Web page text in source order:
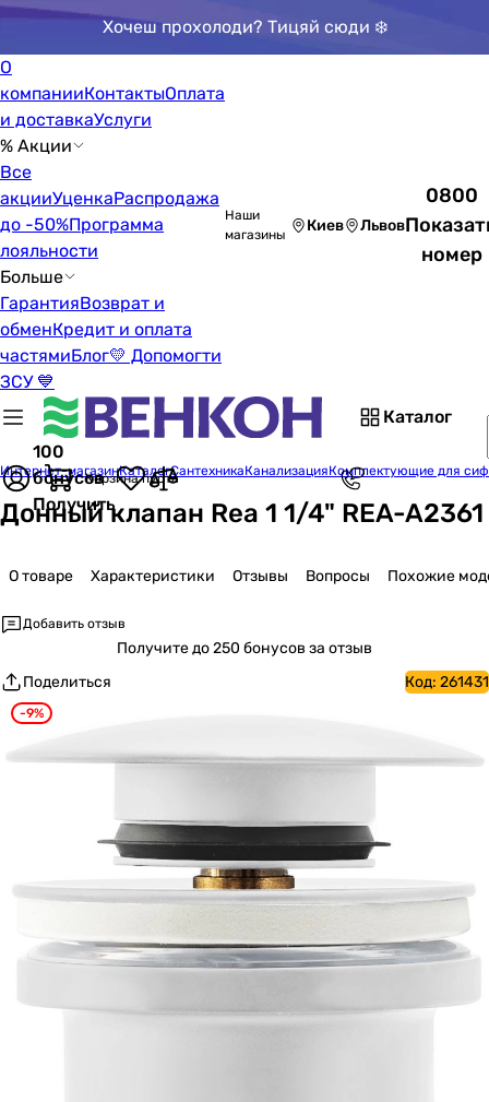
Хочеш прохолоди? Тицяй сюди ❄️
О
компанииКонтактыОплата
и доставкаУслуги
% Акции
Все
акцииУценкаРаспродажа
до -50%Программа
лояльности
Больше
ГарантияВозврат и
обменКредит и оплата
частямиБлог💛 Допомогти
ЗСУ 💙
Наши
магазины
Киев Львов
0800
номер
Каталог
100
бонусов
Получить
Корзина пуста
Интернет-магазинКаталогСантехникаКанализацияКомплектующие для
Донный клапан Rea 1 1/4" REA-A2361
О товаре Характеристики Отзывы Вопросы Похожие
Добавить отзыв
Получитедо 250 бонусов за отзыв
Поделиться
Код: 261431
-9%